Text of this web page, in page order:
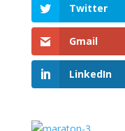
Twitter
Gmail
LinkedIn